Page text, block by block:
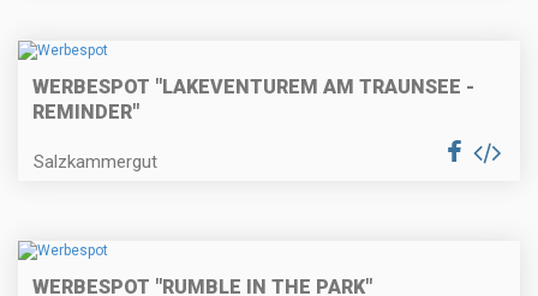
WERBESPOT "LAKEVENTUREM AM TRAUNSEE -
REMINDER"
Salzkammergut
WERBESPOT "RUMBLE IN THE PARK"